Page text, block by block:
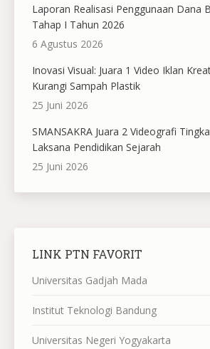
Laporan Realisasi Penggunaan Dana
Tahap I Tahun 2026
6 Agustus 2026
Inovasi Visual: Juara 1 Video Iklan
Kurangi Sampah Plastik
25 Juni 2026
SMANSAKRA Juara 2 Videografi
Laksana Pendidikan Sejarah
25 Juni 2026
LINK PTN FAVORIT
Universitas Gadjah Mada
Institut Teknologi Bandung
Universitas Negeri Yogyakarta